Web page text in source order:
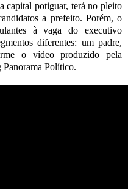
capital potiguar, terá no pleito
a prefeito. Porém, o
à vaga do executivo
diferentes: um padre,
o vídeo produzido pela
Político.